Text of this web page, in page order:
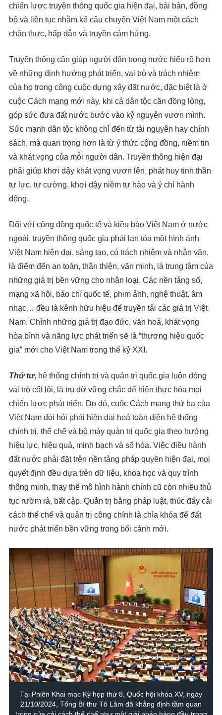
chiến lược truyền thông quốc gia hiện đại, bài bản, đồng
bộ và liên tục nhằm kể câu chuyện Việt Nam một cách
chân thực, hấp dẫn và truyền cảm hứng.
Truyền thông cần giúp người dân trong nước hiểu rõ hơn
về những định hướng phát triển, vai trò và trách nhiệm
của họ trong công cuộc dựng xây đất nước, đặc biệt là ở
cuộc Cách mạng mới này, khi cả dân tộc cần đồng lòng,
góp sức đưa đất nước bước vào kỷ nguyên vươn mình.
Sức mạnh dân tộc không chỉ đến từ tài nguyên hay chính
sách, mà quan trọng hơn là từ ý thức cộng đồng, niềm tin
và khát vọng của mỗi người dân. Truyền thông hiện đại
phải giúp khơi dậy khát vọng vươn lên, phát huy tinh thần
tự lực, tự cường, khơi dậy niềm tự hào và ý chí hành
động.
Đối với cộng đồng quốc tế và kiều bào Việt Nam ở nước
ngoài, truyền thông quốc gia phải lan tỏa một hình ảnh
Việt Nam hiện đại, sáng tạo, có trách nhiệm và nhân văn,
là điểm đến an toàn, thân thiện, văn minh, là trung tâm của
những giá trị bền vững cho nhân loại. Các nền tảng số,
mạng xã hội, báo chí quốc tế, phim ảnh, nghệ thuật, âm
nhạc… đều là kênh hữu hiệu để truyền tải các giá trị Việt
Nam. Chính những giá trị đạo đức, văn hoá, khát vọng
hòa bình và năng lực phát triển sẽ là “thương hiệu quốc
gia” mới cho Việt Nam trong thế kỷ XXI.
Thứ tư, hệ thống chính trị và quản trị quốc gia luôn đóng
vai trò cốt lõi, là trụ đỡ vững chắc để hiện thực hóa mọi
chiến lược phát triển. Do đó, cuộc Cách mạng thứ ba của
Việt Nam đòi hỏi phải hiện đại hoá toàn diện hệ thống
chính trị, thể chế và bộ máy quản trị quốc gia theo hướng
hiệu lực, hiệu quả, minh bạch và số hóa. Việc điều hành
đất nước phải đặt trên nền tảng pháp quyền hiện đại, mọi
quyết định đều dựa trên dữ liệu, khoa học và quy trình
thông minh, thay thế mô hình hành chính cũ còn nhiều thủ
tục rườm rà, bất cập. Quản trị bằng pháp luật, thúc đẩy cải
cách thể chế và quản trị công chính là chìa khóa để đất
nước phát triển bền vững trong bối cảnh mới.
Tại Phiên Khai mạc Kỳ họp thứ 8, Quốc hội khóa XV, ngày
21/10/2024, Tổng Bí thư Tô Lâm đã khẳng định tầm quan